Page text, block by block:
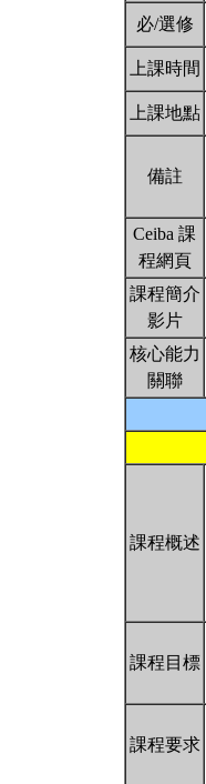
必/選修
上課時間
上課地點
備註
Ceiba 課
程網頁
課程簡介
影片
核心能力
關聯
課程概述
課程目標
課程要求